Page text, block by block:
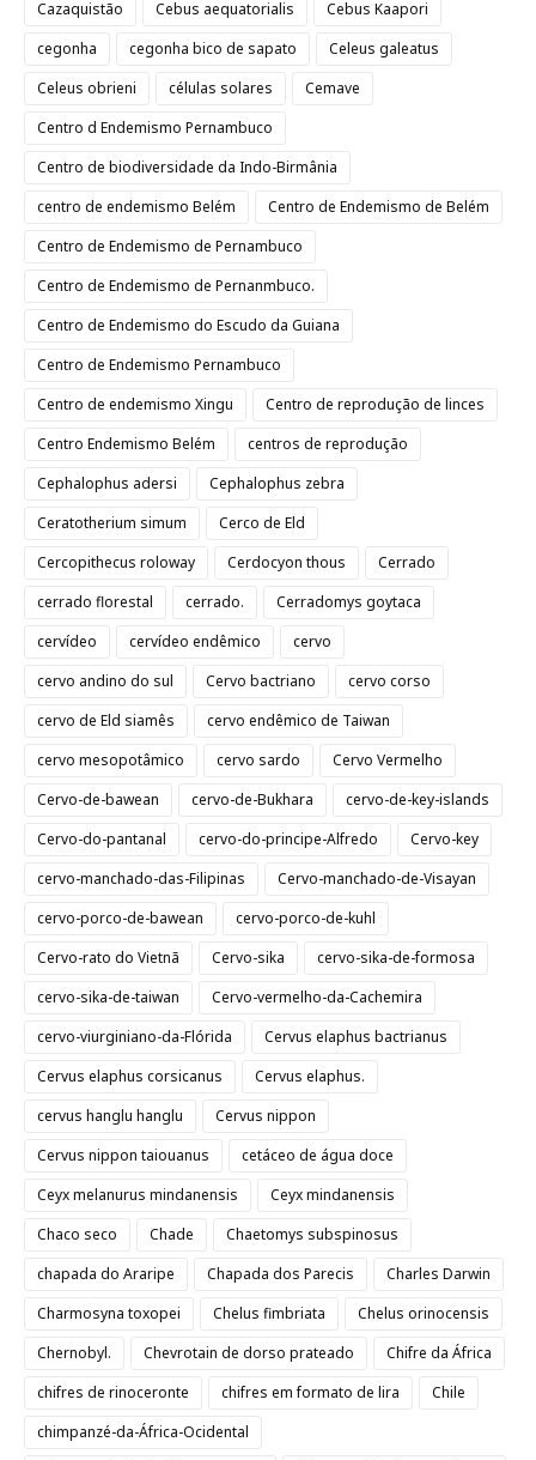
Cazaquistão Cebus aequatorialis
Cebus Kaapori
cegonha
cegonha bico de sapato
Celeus galeatus
Celeus obrieni
células solares
Cemave
Centro d Endemismo Pernambuco
Centro de biodiversidade da Indo-Birmânia
centro de endemismo Belém
Centro de Endemismo de Belém
Centro de Endemismo de Pernambuco
Centro de Endemismo de Pernanmbuco.
Centro de Endemismo do Escudo da Guiana
Centro de Endemismo Pernambuco
Centro de endemismo Xingu
Centro de reprodução de linces
Centro Endemismo Belém
centros de reprodução
Cephalophus adersi
Cephalophus zebra
Ceratotherium simum
Cerco de Eld
Cercopithecus roloway
Cerdocyon thous
Cerrado
cerrado florestal
cerrado.
Cerradomys goytaca
cervídeo
cervídeo endêmico
cervo
cervo andino do sul
Cervo bactriano
cervo corso
cervo de Eld siamês
cervo endêmico de Taiwan
cervo mesopotâmico
cervo sardo
Cervo Vermelho
Cervo-de-bawean
cervo-de-Bukhara
cervo-de-key-islands
Cervo-do-pantanal
cervo-do-principe-Alfredo
Cervo-key
cervo-manchado-das-Filipinas
Cervo-manchado-de-Visayan
cervo-porco-de-bawean
cervo-porco-de-kuhl
Cervo-rato do Vietnã
Cervo-sika
cervo-sika-de-formosa
cervo-sika-de-taiwan
Cervo-vermelho-da-Cachemira
cervo-viurginiano-da-Flórida
Cervus elaphus bactrianus
Cervus elaphus corsicanus
Cervus elaphus.
cervus hanglu hanglu
Cervus nippon
Cervus nippon taiouanus
cetáceo de água doce
Ceyx melanurus mindanensis
Ceyx mindanensis
Chaco seco
Chade
Chaetomys subspinosus
chapada do Araripe
Chapada dos Parecis
Charles Darwin
Charmosyna toxopei
Chelus fimbriata
Chelus orinocensis
Chernobyl.
Chevrotain de dorso prateado
Chifre da África
chifres de rinoceronte
chifres em formato de lira
Chile
chimpanzé-da-África-Ocidental